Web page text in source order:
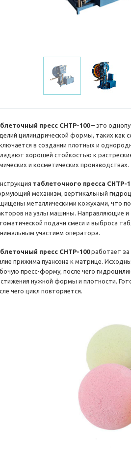
пресс CHTP-100– это
цилиндрической формы, таких как
в создании плотных и
хорошей стойкостью к
и косметических производствах.
таблеточного пресса CHTP-
механизм, вертикальный
металлическими кожухами, что
на узлы машины. Направляющие и
подачи смеси и выброса
участием оператора.
пресс CHTP-100работает за
прижима пуансона к матрице.
пресс-форму, после чего
нужной формы и плотности.
чего цикл повторяется.